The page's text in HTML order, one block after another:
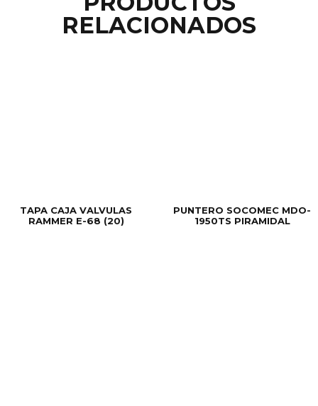
RELACIONADOS
TAPA CAJA VALVULAS
RAMMER E-68 (20)
PUNTERO SOCOMEC MDO-
1950TS PIRAMIDAL